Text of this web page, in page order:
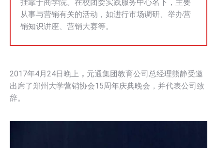
挂靠于商学院。在校团委实践服务中心名下，主要
从事与营销有关的活动，如进行市场调研、举办营
销知识讲座、营销大赛等。
2017年4月24日晚上 ， 元通集团教育公司总经理熊静受邀
出席了郑州大学营销协会15周年庆典晚会，并代表公司致
辞。